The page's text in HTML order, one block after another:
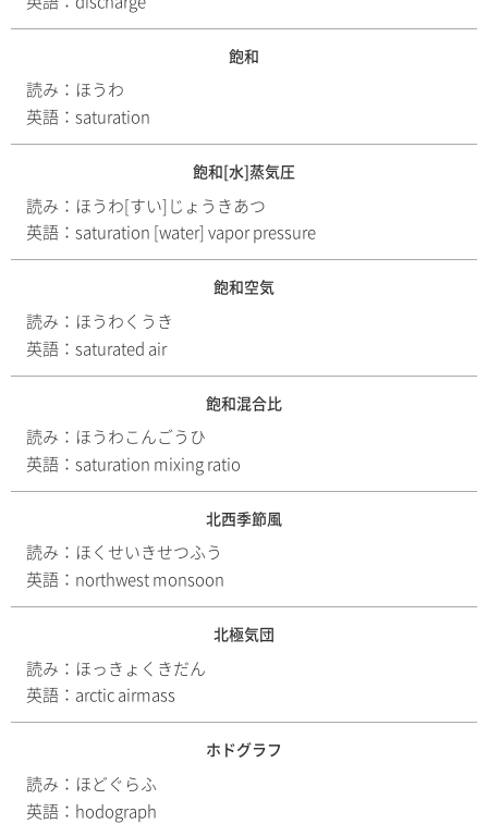
飽和
読み： ほうわ
英語： saturation
飽和[水]蒸気圧
読み： ほうわ[すい]じょうきあつ
英語： saturation [water] vapor pressure
飽和空気
読み： ほうわくうき
英語： saturated air
飽和混合比
読み： ほうわこんごうひ
英語： saturation mixing ratio
北西季節風
読み： ほくせいきせつふう
英語： northwest monsoon
北極気団
読み： ほっきょくきだん
英語： arctic airmass
ホドグラフ
読み： ほどぐらふ
英語： hodograph